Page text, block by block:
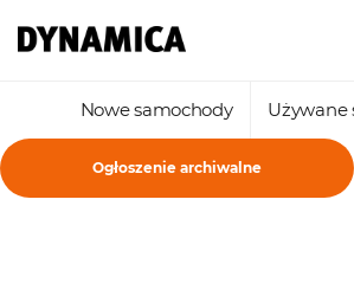
Nowe samochody Używane
Ogłoszenie archiwalne